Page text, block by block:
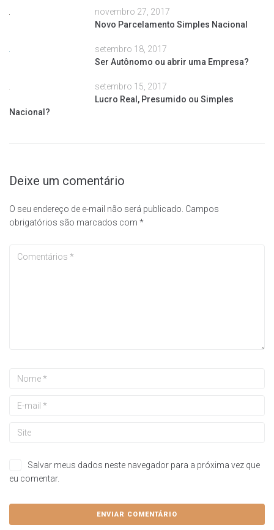
novembro 27, 2017
Novo Parcelamento Simples Nacional
setembro 18, 2017
Ser Autônomo ou abrir uma Empresa?
setembro 15, 2017
Lucro Real, Presumido ou Simples
Nacional?
Deixe um comentário
O seu endereço de e-mail não será publicado. Campos
obrigatórios são marcados com *
Salvar meus dados neste navegador para a próxima vez que
eu comentar.